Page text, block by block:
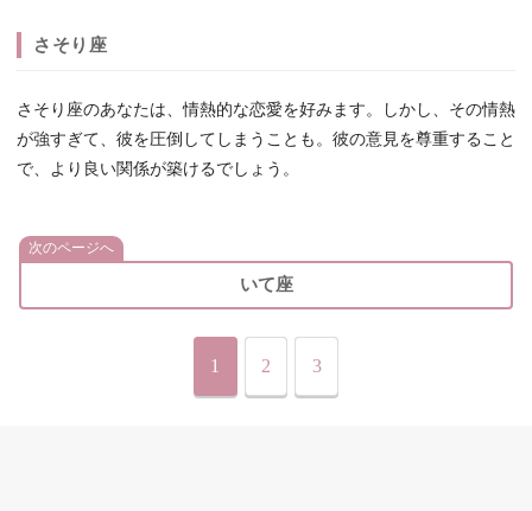
さそり座
さそり座のあなたは、情熱的な恋愛を好みます。しかし、その情熱
が強すぎて、彼を圧倒してしまうことも。彼の意見を尊重すること
で、より良い関係が築けるでしょう。
次のページへ
いて座
1 2 3